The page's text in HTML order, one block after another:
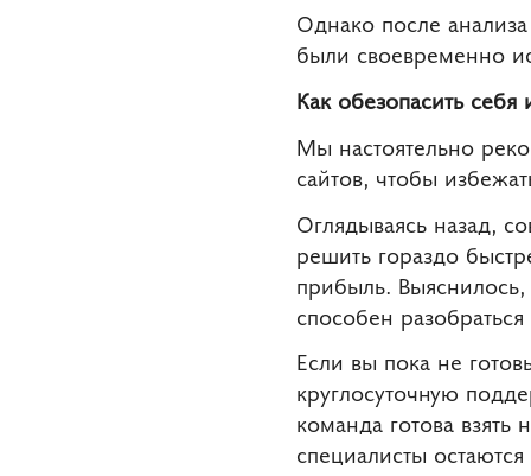
Однако после
были своевременно
Как обезопасить себя
Мы настоятельно
сайтов, чтобы
Оглядываясь назад,
решить гораздо
прибыль.
способен
Если вы пока не
круглосуточную
команда готова
специалисты